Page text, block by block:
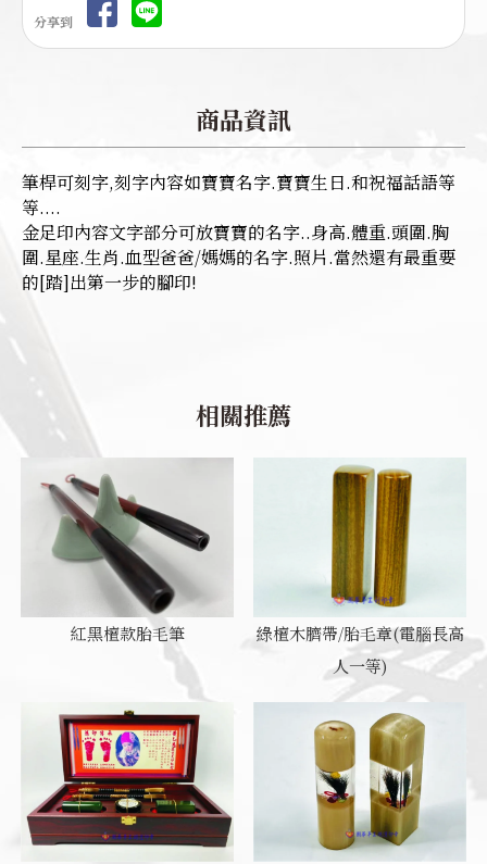
分享到
商品資訊
筆桿可刻字,刻字內容如寶寶名字.寶寶生日.和祝福話語等
等....
金足印內容文字部分可放寶寶的名字..身高.體重.頭圍.胸
圍.星座.生肖.血型爸爸/媽媽的名字.照片.當然還有最重要
的[踏]出第一步的腳印!
紅黑檀款胎毛筆
綠檀木臍帶/胎毛章(電腦長高
人一等)